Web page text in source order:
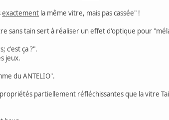
exactement la même vitre, mais pas cassée" !
sans tain sert à réaliser un effet d'optique pour
c'est ça ?".
jeux.
du ANTELIO".
partiellement réfléchissantes que la vitre